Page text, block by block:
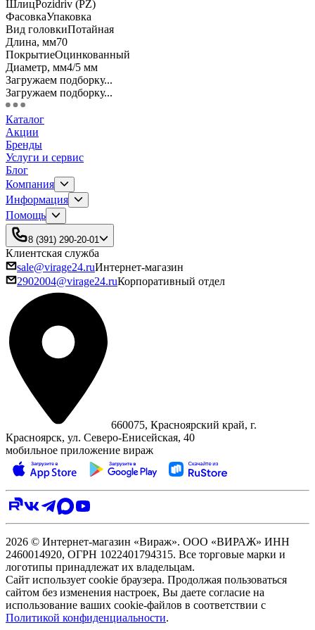
ШлицPozidriv (PZ)
ФасовкаУпаковка
Вид головкиПотайная
Длина, мм70
ПокрытиеОцинкованный
Диаметр, мм4/5 мм
Загружаем подборку...
Загружаем подборку...
Каталог
Акции
Бренды
Услуги и сервис
Блог
Компания
Информация
Помощь
8 (391) 290-20-01
Клиентская служба
sale@virage24.ruИнтернет-магазин
2902004@virage24.ruКорпоративный отдел
660075, Красноярский край, г.
Красноярск, ул. Северо‑Енисейская, 40
мобильное приложение вираж
2026 © Интернет-магазин «Вираж». ООО «ВИРАЖ» ИНН
2460014920, ОГРН 1022401794315. Все торговые марки и
логотипы принадлежат их владельцам.
Сайт использует cookie браузера. Продолжая пользоваться
сайтом без изменения настроек, Вы даете согласие на
использование ваших cookie-файлов в соответствии с
Политикой конфиденциальности.